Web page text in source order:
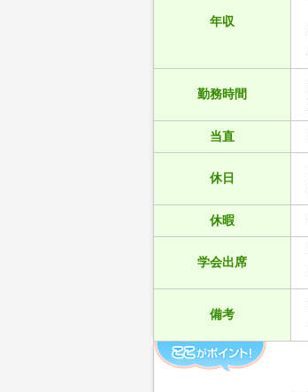
年収
勤務時間
当直
休日
休暇
学会出席
備考